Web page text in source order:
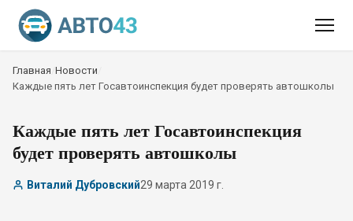
Главная Новости
Каждые пять лет Госавтоинспекция будет проверять автошколы
Каждые пять лет Госавтоинспекция
будет проверять автошколы
Виталий Дубровский29 марта 2019 г.